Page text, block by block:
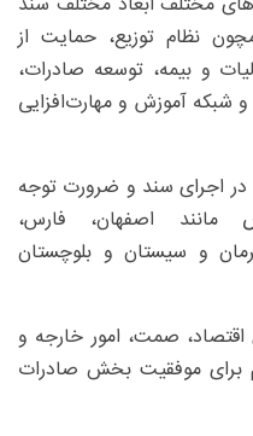
نظام توزیع، حمایت از
و بیمه، توسعه صادرات،
شبکه آموزش و مهارت‌افزایی
در اجرای سند و ضرورت توجه
اصفهان، فارس،
و سیستان و بلوچستان
اقتصاد، صمت، امور خارجه و
برای موفقیت بخش صادرات